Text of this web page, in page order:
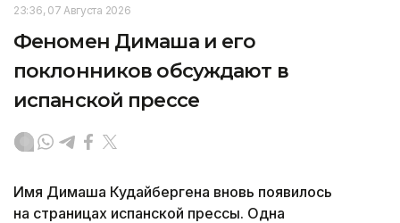
23:36, 07 Августа 2026
Феномен Димаша и его
поклонников обсуждают в
испанской прессе
Имя Димаша Кудайбергена вновь появилось
на страницах испанской прессы. Одна